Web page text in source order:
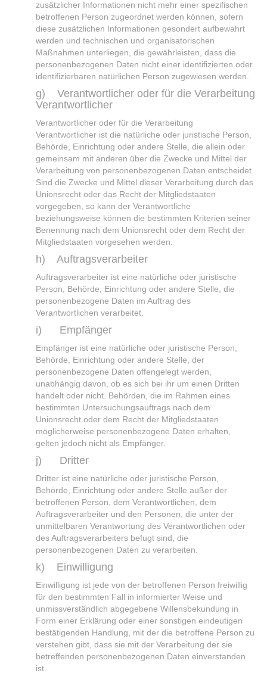
zusätzlicher Informationen nicht mehr einer spezifischen
betroffenen Person zugeordnet werden können, sofern
diese zusätzlichen Informationen gesondert aufbewahrt
werden und technischen und organisatorischen
Maßnahmen unterliegen, die gewährleisten, dass die
personenbezogenen Daten nicht einer identifizierten oder
identifizierbaren natürlichen Person zugewiesen werden.
g) Verantwortlicher oder für die Verarbeitung
Verantwortlicher
Verantwortlicher oder für die Verarbeitung
Verantwortlicher ist die natürliche oder juristische Person,
Behörde, Einrichtung oder andere Stelle, die allein oder
gemeinsam mit anderen über die Zwecke und Mittel der
Verarbeitung von personenbezogenen Daten entscheidet.
Sind die Zwecke und Mittel dieser Verarbeitung durch das
Unionsrecht oder das Recht der Mitgliedstaaten
vorgegeben, so kann der Verantwortliche
beziehungsweise können die bestimmten Kriterien seiner
Benennung nach dem Unionsrecht oder dem Recht der
Mitgliedstaaten vorgesehen werden.
h) Auftragsverarbeiter
Auftragsverarbeiter ist eine natürliche oder juristische
Person, Behörde, Einrichtung oder andere Stelle, die
personenbezogene Daten im Auftrag des
Verantwortlichen verarbeitet.
i) Empfänger
Empfänger ist eine natürliche oder juristische Person,
Behörde, Einrichtung oder andere Stelle, der
personenbezogene Daten offengelegt werden,
unabhängig davon, ob es sich bei ihr um einen Dritten
handelt oder nicht. Behörden, die im Rahmen eines
bestimmten Untersuchungsauftrags nach dem
Unionsrecht oder dem Recht der Mitgliedstaaten
möglicherweise personenbezogene Daten erhalten,
gelten jedoch nicht als Empfänger.
j) Dritter
Dritter ist eine natürliche oder juristische Person,
Behörde, Einrichtung oder andere Stelle außer der
betroffenen Person, dem Verantwortlichen, dem
Auftragsverarbeiter und den Personen, die unter der
unmittelbaren Verantwortung des Verantwortlichen oder
des Auftragsverarbeiters befugt sind, die
personenbezogenen Daten zu verarbeiten.
k) Einwilligung
Einwilligung ist jede von der betroffenen Person freiwillig
für den bestimmten Fall in informierter Weise und
unmissverständlich abgegebene Willensbekundung in
Form einer Erklärung oder einer sonstigen eindeutigen
bestätigenden Handlung, mit der die betroffene Person zu
verstehen gibt, dass sie mit der Verarbeitung der sie
betreffenden personenbezogenen Daten einverstanden
ist.